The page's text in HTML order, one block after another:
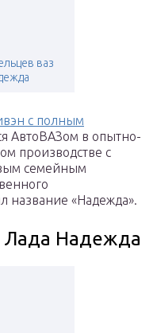
ваз
с полным
АвтоВАЗом в опытно-
производстве с
семейным
название «Надежда».
Лада Надежда